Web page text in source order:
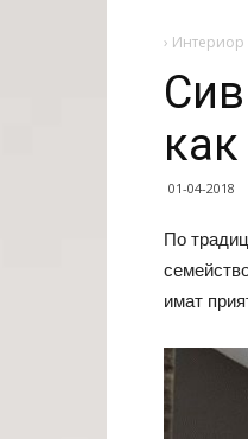
да
в
› Интериор
01-04-2018
По
имат